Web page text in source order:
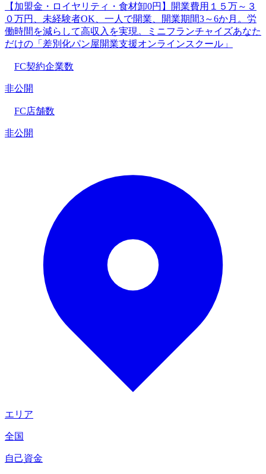
【加盟金・ロイヤリティ・食材卸0円】開業費用１５万～３
０万円、未経験者OK、一人で開業、開業期間3～6か月。労
働時間を減らして高収入を実現。ミニフランチャイズあなた
だけの「差別化パン屋開業支援オンラインスクール」
FC契約企業数
非公開
FC店舗数
非公開
エリア
全国
自己資金